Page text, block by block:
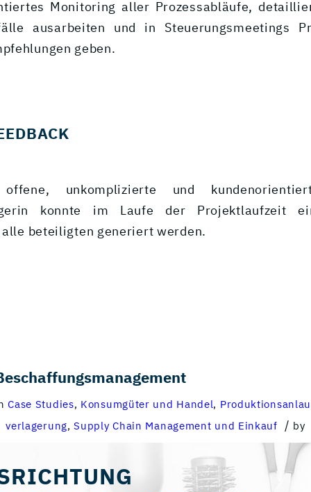
Monitoring aller Prozessabläufe,
ausarbeiten und in Steuerungsmeetings
geben.
unkomplizierte und
konnte im Laufe der Projektlaufzeit
beteiligten generiert werden.
Case Studies, Konsumgüter und Handel ,
verlagerung,Supply Chain Management und Einkauf / by